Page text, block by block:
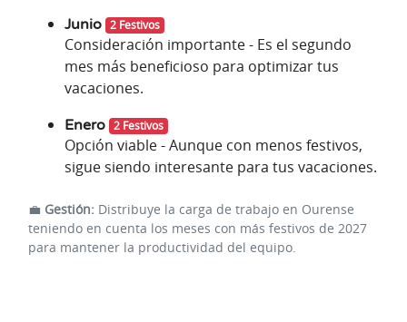
Junio 2 Festivos
Consideración importante - Es el segundo
mes más beneficioso para optimizar tus
vacaciones.
Enero 2 Festivos
Opción viable - Aunque con menos festivos,
sigue siendo interesante para tus vacaciones.
💼 Gestión: Distribuye la carga de trabajo en Ourense
teniendo en cuenta los meses con más festivos de 2027
para mantener la productividad del equipo.